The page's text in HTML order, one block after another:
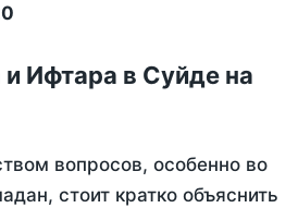
Ифтара в Суйде на
вопросов, особенно во
стоит кратко объяснить